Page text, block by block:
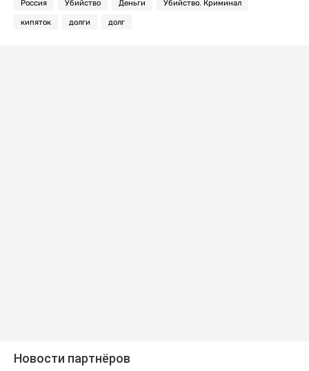
Россия Убийство Деньги Убийство. Криминал
кипяток долги долг